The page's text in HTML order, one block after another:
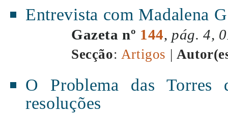
Entrevista com Madalena
Gazeta nº 144, pág. 4,
Secção: Artigos |
O Problema das
resoluções